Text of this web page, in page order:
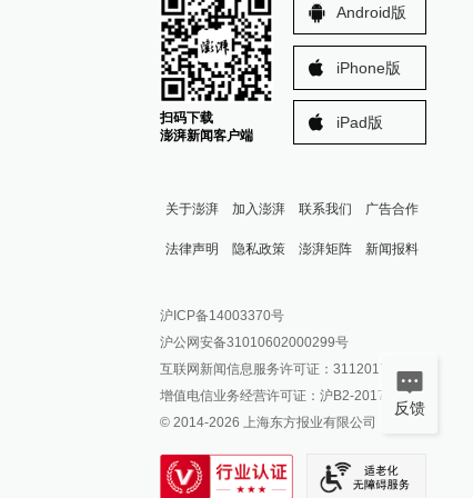
扫码下载
澎湃新闻客户端
Android版
iPhone版
iPad版
关于澎湃 加入澎湃 联系我们 广告合作
法律声明 隐私政策 澎湃矩阵
澎湃新闻公众号
澎湃新闻抖音号
派生万物开放平台
IP SHANGHAI
SIXTH TONE
新闻报料
报料邮箱: news@thepaper.cn
沪ICP备14003370号
沪公网安备31010602000299号
互联网新闻信息服务许可证：31120170006
增值电信业务经营许可证：沪B2-2017116
© 2014-2026 上海东方报业有限公司
反馈